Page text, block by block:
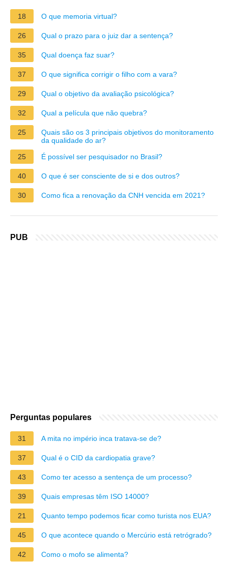
18 O que memoria virtual?
26 Qual o prazo para o juiz dar a sentença?
35 Qual doença faz suar?
37 O que significa corrigir o filho com a vara?
29 Qual o objetivo da avaliação psicológica?
32 Qual a película que não quebra?
25
Quais são os 3 principais objetivos do monitoramento
da qualidade do ar?
25
É possível ser pesquisador no Brasil?
40 O que é ser consciente de si e dos outros?
30 Como fica a renovação da CNH vencida em 2021?
PUB
Perguntas populares
31 A mita no império inca tratava-se de?
37 Qual é o CID da cardiopatia grave?
43 Como ter acesso a sentença de um processo?
39 Quais empresas têm ISO 14000?
21 Quanto tempo podemos ficar como turista nos EUA?
45 O que acontece quando o Mercúrio está retrógrado?
42 Como o mofo se alimenta?